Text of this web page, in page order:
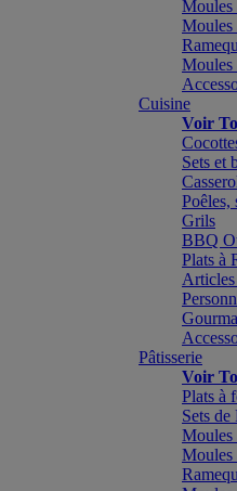
Moules
Moules
Cuisine
Voir
Sets et
Poêles,
Grils
BBQ
Plats à
Articles
Pâtisserie
Voir
Plats à
Sets de
Moules